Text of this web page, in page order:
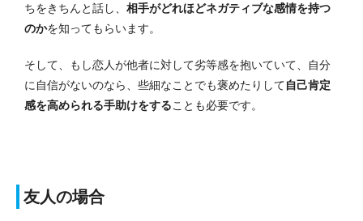
ちをきちんと話し、 相手がどれほどネガティブな感情を持つ
のかを知ってもらいます。
そして、もし恋人が他者に対して劣等感を抱いていて、自分
に自信がないのなら、些細なことでも褒めたりして自己肯定
感を高められる手助けをすることも必要です。
友人の場合